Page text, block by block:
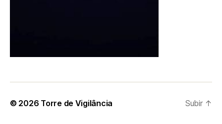
© 2026 Torre de Vigilância Subir ↑